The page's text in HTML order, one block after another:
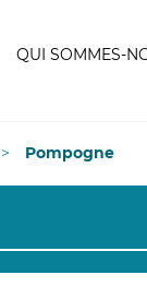
QUI SOMMES-
Pompogne